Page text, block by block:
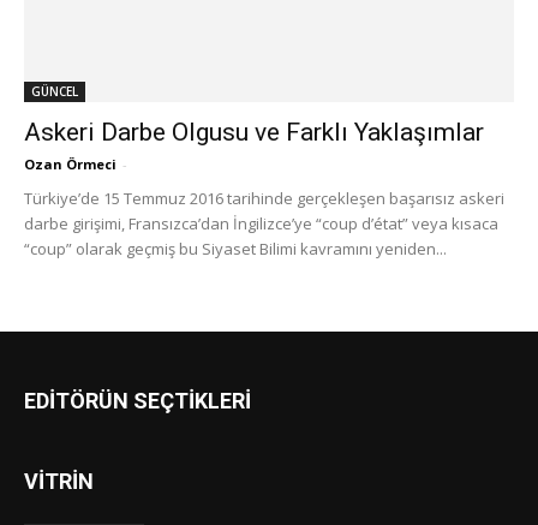
GÜNCEL
Askeri Darbe Olgusu ve Farklı Yaklaşımlar
Ozan Örmeci -
Türkiye’de 15 Temmuz 2016 tarihinde gerçekleşen başarısız askeri
darbe girişimi, Fransızca’dan İngilizce’ye “coup d’état” veya kısaca
“coup” olarak geçmiş bu Siyaset Bilimi kavramını yeniden...
EDİTÖRÜN SEÇTİKLERİ
VİTRİN